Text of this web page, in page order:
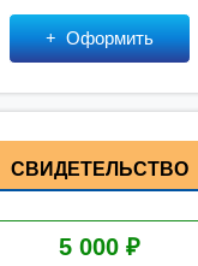
Оформить
СВИДЕТЕЛЬСТВО
5 000 ₽